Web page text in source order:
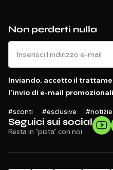
Seguici sui social
Resta in "pista" con noi
Non perderti nulla
Inviando, accetto il
l'invio di e-mail
#sconti #esclusive #notizie